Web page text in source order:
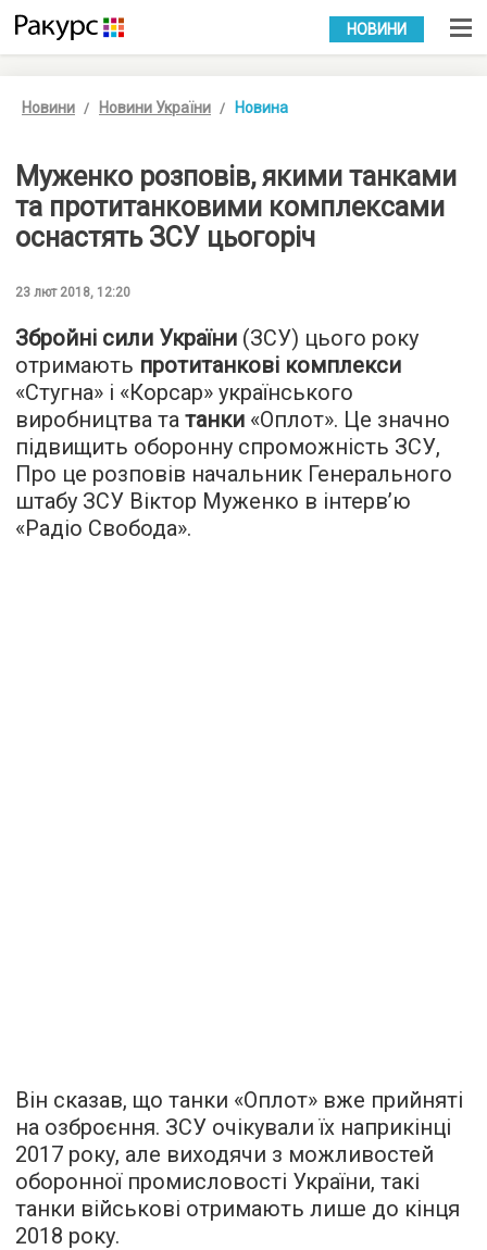
УКР РУС
НОВИНИ
Новини Новини України Новина
Муженко розповів, якими танками
та протитанковими комплексами
оснастять ЗСУ цьогоріч
23 лют 2018, 12:20
Збройні сили України (ЗСУ) цього року
отримають протитанкові комплекси
«Стугна» і «Корсар» українського
виробництва та танки «Оплот». Це значно
підвищить оборонну спроможність ЗСУ,
Про це розповів начальник Генерального
штабу ЗСУ Віктор Муженко в інтерв’ю
«Радіо Свобода».
Він сказав, що танки «Оплот» вже прийняті
на озброєння. ЗСУ очікували їх наприкінці
2017 року, але виходячи з можливостей
оборонної промисловості України, такі
танки військові отримають лише до кінця
2018 року.